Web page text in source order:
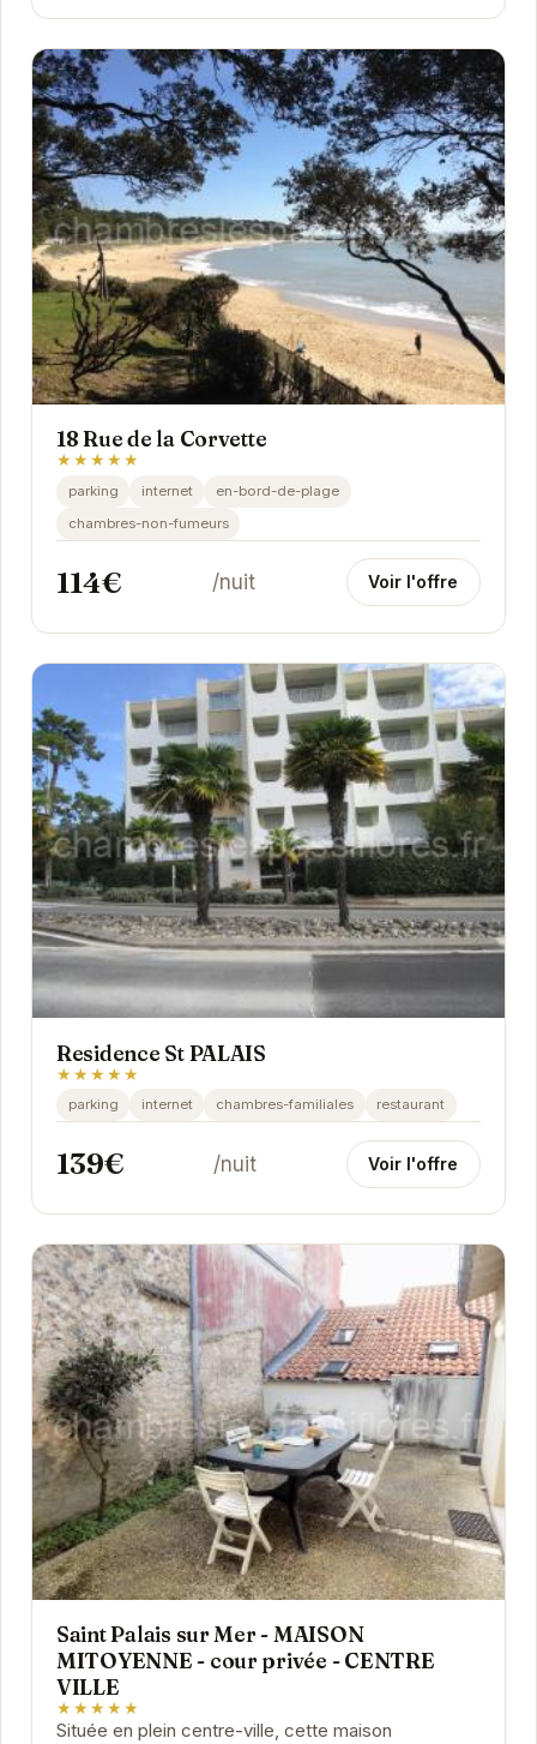
18 Rue de la Corvette
★★★★★
parking internet
en-bord-de-plage
chambres-non-fumeurs
114€ /nuit Voir l'offre
Residence St PALAIS
★★★★★
parking internet chambres-familiales restaurant
139€ /nuit Voir l'offre
Saint Palais sur Mer - MAISON
MITOYENNE - cour privée - CENTRE
VILLE
★★★★★
Située en plein centre-ville, cette maison